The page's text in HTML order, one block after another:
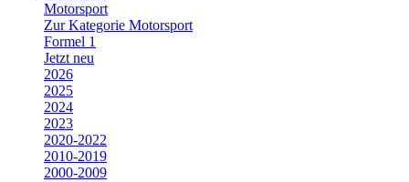
Motorsport
Zur Kategorie Motorsport
Formel 1
Jetzt neu
2026
2025
2024
2023
2020-2022
2010-2019
2000-2009